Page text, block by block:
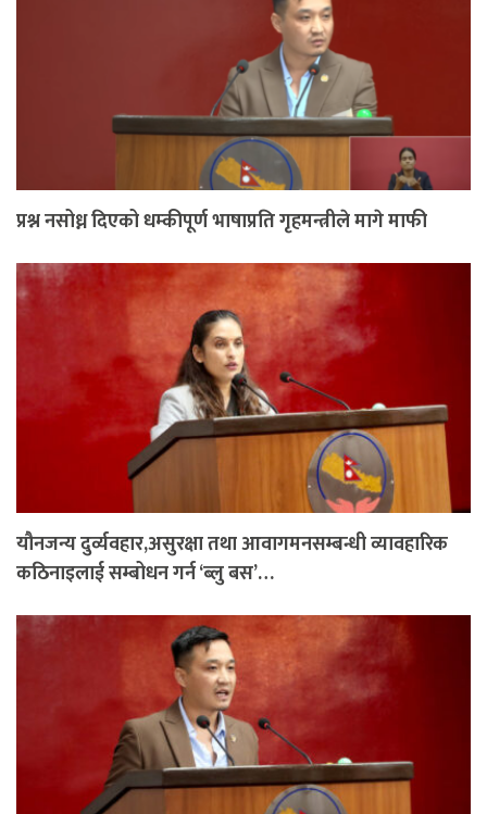
प्रश्न नसोध्न दिएको धम्कीपूर्ण भाषाप्रति गृहमन्त्रीले मागे माफी
यौनजन्य दुर्व्यवहार,असुरक्षा तथा आवागमनसम्बन्धी व्यावहारिक
कठिनाइलाई सम्बोधन गर्न ‘ब्लु बस’…